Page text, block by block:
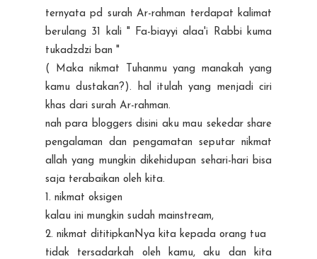
ternyata pd surah Ar-rahman terdapat kalimat
berulang 31 kali " Fa-biayyi alaa'i Rabbi kuma
tukadzdzi ban "
( Maka nikmat Tuhanmu yang manakah yang
kamu dustakan?). hal itulah yang menjadi ciri
khas dari surah Ar-rahman.
nah para bloggers disini aku mau sekedar share
pengalaman dan pengamatan seputar nikmat
allah yang mungkin dikehidupan sehari-hari bisa
saja terabaikan oleh kita.
1. nikmat oksigen
kalau ini mungkin sudah mainstream,
2. nikmat dititipkanNya kita kepada orang tua
tidak tersadarkah oleh kamu, aku dan kita